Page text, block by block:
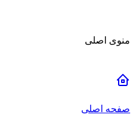
منوی اصلی
صفحه اصلی